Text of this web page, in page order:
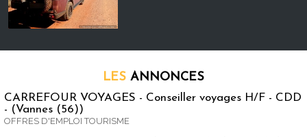
LES ANNONCES
CARREFOUR VOYAGES - Conseiller voyages H/F - CDD
- (Vannes (56))
OFFRES D'EMPLOI TOURISME